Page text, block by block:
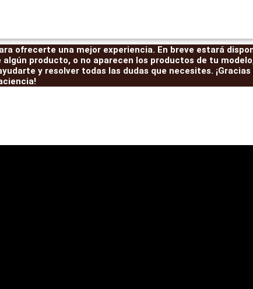
ofrecerte una mejor experiencia. En breve estará
producto, o no aparecen los productos de tu
y resolver todas las dudas que necesites.